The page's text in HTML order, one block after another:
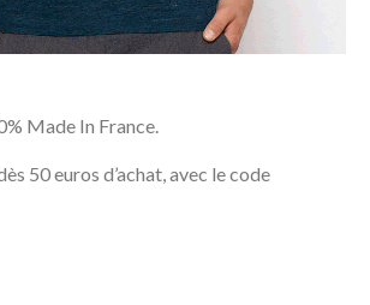
Made In France.
50 euros d’achat, avec le code